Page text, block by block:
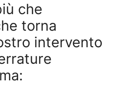
che
torna
intervento